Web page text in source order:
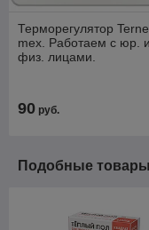
Терморегулятор
mex. Работаем с юр. и
физ. лицами.
90 руб.
Подобные